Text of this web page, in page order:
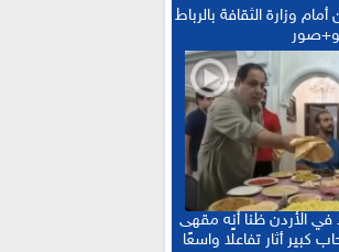
وزارة الثقافة بالرباط
في الأردن ظنا أنه مقهى
كبير أثار تفاعلًا واسعًا